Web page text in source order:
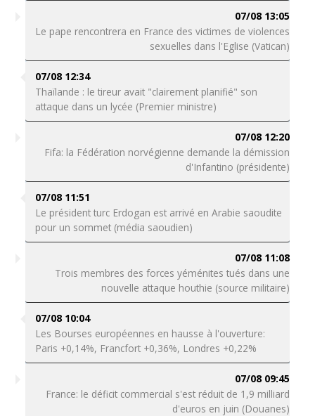
07/08 13:05
Le pape rencontrera en France des victimes de violences
sexuelles dans l'Eglise (Vatican)
07/08 12:34
Thaïlande : le tireur avait "clairement planifié" son
attaque dans un lycée (Premier ministre)
07/08 12:20
Fifa: la Fédération norvégienne demande la démission
d'Infantino (présidente)
07/08 11:51
Le président turc Erdogan est arrivé en Arabie saoudite
pour un sommet (média saoudien)
07/08 11:08
Trois membres des forces yéménites tués dans une
nouvelle attaque houthie (source militaire)
07/08 10:04
Les Bourses européennes en hausse à l'ouverture:
Paris +0,14%, Francfort +0,36%, Londres +0,22%
07/08 09:45
France: le déficit commercial s'est réduit de 1,9 milliard
d'euros en juin (Douanes)